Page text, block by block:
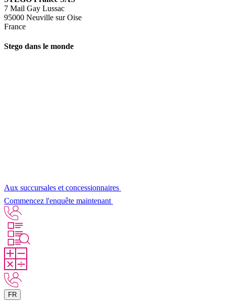
7 Mail Gay Lussac
95000 Neuville sur Oise
France
Stego dans le monde
Aux succursales et concessionnaires
Commencez l'enquête maintenant
FR